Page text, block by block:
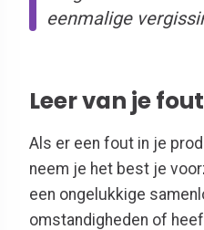
eenmalige
Leer van je
Als er een fout in je
neem je het best je
een ongelukkige
omstandigheden of